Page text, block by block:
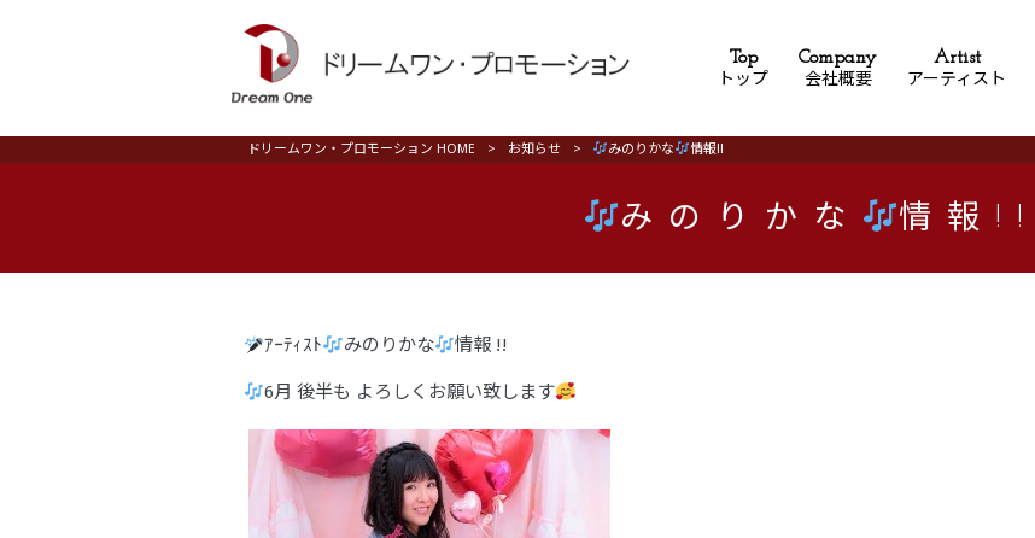
Top
トップ
Company
会社概要
Artist
アーティスト
ドリームワン・プロモーション HOME > お知らせ > みのりかな 情報!!
みのりかな 情報!!
ｱｰﾃｨｽﾄ みのりかな 情報 !!
6月 後半も よろしくお願い致します